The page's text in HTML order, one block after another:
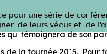
pour une série de
de leurs vécus et de
qui témoignera de son
de la tournée 2015.